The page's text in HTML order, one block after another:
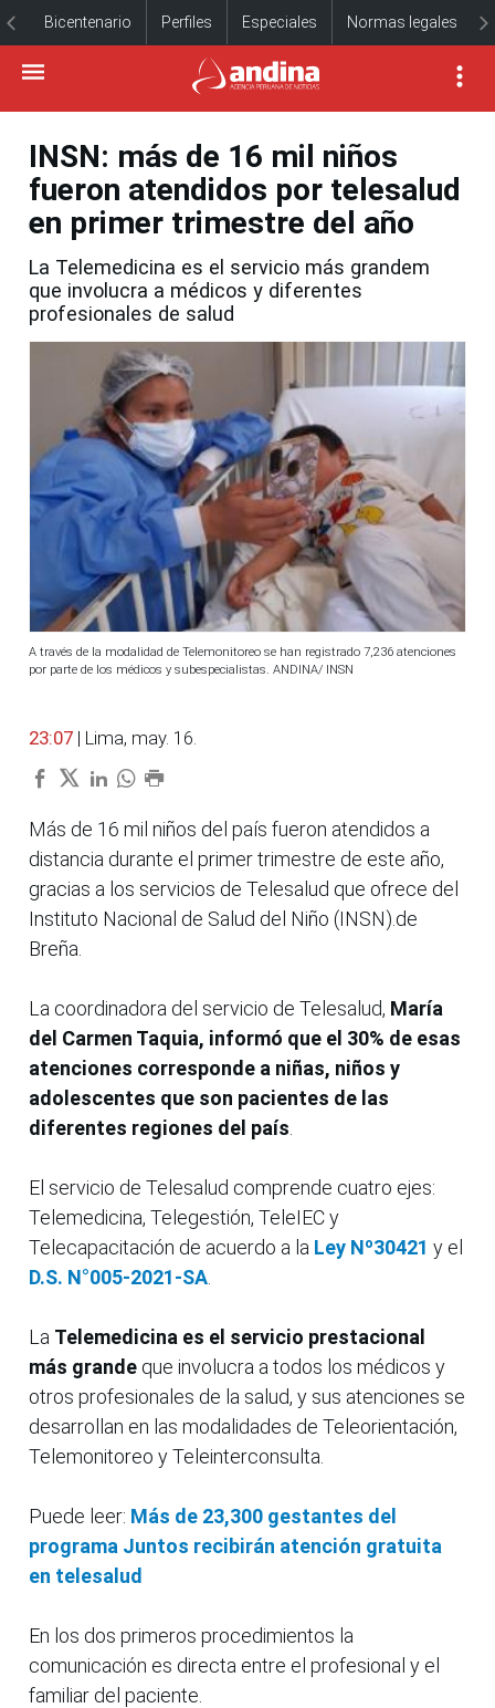
Bicentenario Perfiles Especiales Normas legales
INSN: más de 16 mil niños
fueron atendidos por telesalud
en primer trimestre del año
La Telemedicina es el servicio más grandem
que involucra a médicos y diferentes
profesionales de salud
A través de la modalidad de Telemonitoreo se han registrado 7,236 atenciones
por parte de los médicos y subespecialistas. ANDINA/ INSN
23:07 | Lima, may. 16.
Más de 16 mil niños del país fueron atendidos a
distancia durante el primer trimestre de este año,
gracias a los servicios de Telesalud que ofrece del
Instituto Nacional de Salud del Niño (INSN).de
Breña.
La coordinadora del servicio de Telesalud, María
del Carmen Taquia, informó que el 30% de esas
atenciones corresponde a niñas, niños y
adolescentes que son pacientes de las
diferentes regiones del país
El servicio de Telesalud comprende cuatro ejes:
Telemedicina, Telegestión, TeleIEC y
Telecapacitación de acuerdo a la Ley Nº30421 y el
D.S. N°005-2021-SA
La Telemedicina es el servicio prestacional
más grande que involucra a todos los médicos y
otros profesionales de la salud, y sus atenciones se
desarrollan en las modalidades de Teleorientación,
Telemonitoreo y Teleinterconsulta.
Puede leer: Más de 23,300 gestantes del
programa Juntos recibirán atención gratuita
en telesalud
En los dos primeros procedimientos la
comunicación es directa entre el profesional y el
familiar del paciente.